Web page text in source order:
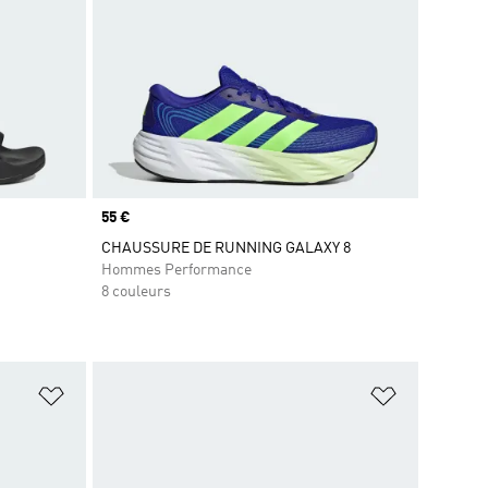
Prix
55 €
CHAUSSURE DE RUNNING GALAXY 8
Hommes Performance
8 couleurs